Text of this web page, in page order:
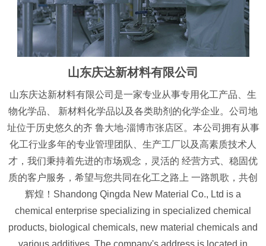
山东庆达新材料有限公司
山东庆达新材料有限公司是一家专业从事专用化工产品、生
物化学品、 新材料化学品以及各类助剂的化学企业。公司地
址位于历史悠久的齐 鲁大地-淄博市张店区。本公司拥有从事
化工行业多年的专业管理团队、生产工厂以及高素质技术人
才，我们秉持着先进的市场观念，灵活的 经营方式、稳固优
质的客户服务，希望与您共同在化工之路上 一路凯歌，共创
辉煌！Shandong Qingda New Material Co., Ltd is a
chemical enterprise specializing in specialized chemical
products, biological chemicals, new material chemicals and